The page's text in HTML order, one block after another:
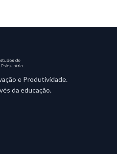
e Produtividade.
da educação.